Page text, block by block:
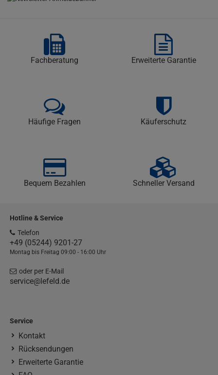
Fachberatung Erweiterte Garantie
Häufige Fragen Käuferschutz
Bequem Bezahlen Schneller Versand
Hotline & Service
Telefon
+49 (05244) 9201-27
Montag bis Freitag 09:00 - 16:00 Uhr
oder per E-Mail
service@lefeld.de
Service
Kontakt
Rücksendungen
Erweiterte Garantie